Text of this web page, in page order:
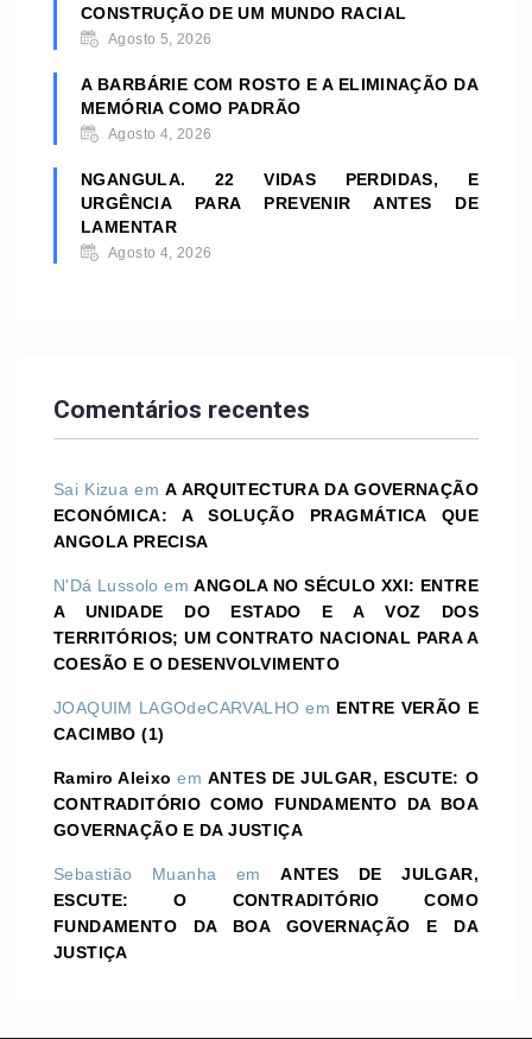
CONSTRUÇÃO DE UM MUNDO RACIAL
Agosto 5, 2026
A BARBÁRIE COM ROSTO E A ELIMINAÇÃO DA
MEMÓRIA COMO PADRÃO
Agosto 4, 2026
NGANGULA. 22 VIDAS PERDIDAS, E
URGÊNCIA PARA PREVENIR ANTES DE
LAMENTAR
Agosto 4, 2026
Comentários recentes
Sai Kizua emA ARQUITECTURA DA GOVERNAÇÃO
ECONÓMICA: A SOLUÇÃO PRAGMÁTICA QUE
ANGOLA PRECISA
N'Dá Lussolo emANGOLA NO SÉCULO XXI: ENTRE
A UNIDADE DO ESTADO E A VOZ DOS
TERRITÓRIOS; UM CONTRATO NACIONAL PARA A
COESÃO E O DESENVOLVIMENTO
JOAQUIM LAGOdeCARVALHO em ENTRE VERÃO E
CACIMBO (1)
Ramiro Aleixo emANTES DE JULGAR, ESCUTE: O
CONTRADITÓRIO COMO FUNDAMENTO DA BOA
GOVERNAÇÃO E DA JUSTIÇA
Sebastião Muanha emANTES DE JULGAR,
ESCUTE: O CONTRADITÓRIO COMO
FUNDAMENTO DA BOA GOVERNAÇÃO E DA
JUSTIÇA